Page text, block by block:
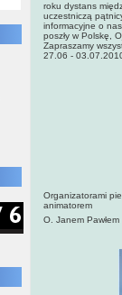
roku dystans
uczestniczą
informacyjne o
poszły w Polskę,
Zapraszamy
27.06 -
Organizatorami
animatorem
O. Janem